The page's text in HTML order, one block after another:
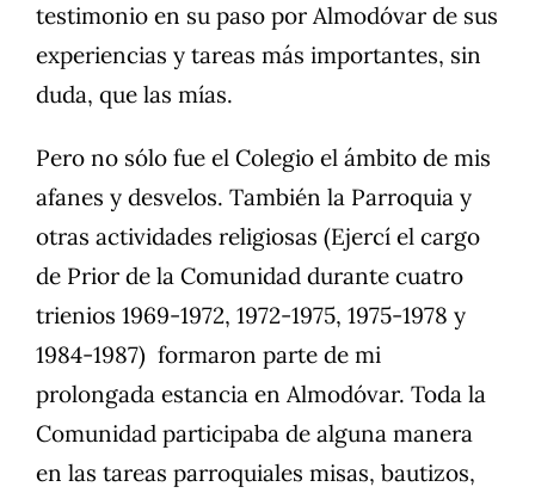
testimonio en su paso por Almodóvar de sus
experiencias y tareas más importantes, sin
duda, que las mías.
Pero no sólo fue el Colegio el ámbito de mis
afanes y desvelos. También la Parroquia y
otras actividades religiosas (Ejercí el cargo
de Prior de la Comunidad durante cuatro
trienios 1969-1972, 1972-1975, 1975-1978 y
1984-1987) formaron parte de mi
prolongada estancia en Almodóvar. Toda la
Comunidad participaba de alguna manera
en las tareas parroquiales misas, bautizos,